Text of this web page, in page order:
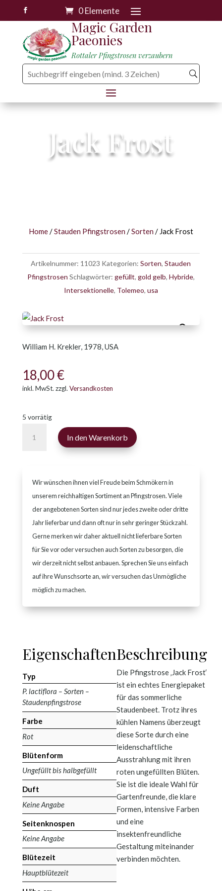
 0 Elemente
Magic Garden
Paeonies
Rottaler Pfingstrosen verzaubern
Jack Frost
Home/Stauden Pfingstrosen /Sorten / Jack Frost
Artikelnummer: 11023 Kategorien:Sorten,Stauden
Pfingstrosen Schlagwörter: gefüllt, gold gelb, Hybride,
Intersektionelle, Tolemeo, usa
William H. Krekler, 1978, USA
18,00€
inkl. MwSt. zzgl. Versandkosten
5 vorrätig
Frost
In den Warenkorb
Wir wünschen ihnen viel Freude beim Schmökern in
unserem reichhaltigen Sortiment an Pfingstrosen. Viele
der angebotenen Sorten sind nur jedes zweite oder dritte
Jahr lieferbar und dann oft nur in sehr geringer Stückzahl.
Gerne merken wir daher aktuell nicht lieferbare Sorten
für Sie vor oder versuchen auch Sorten zu besorgen, die
wir derzeit nicht selbst anbauen. Sprechen Sie uns einfach
auf ihre Wunschsorte an, wir versuchen das Unmögliche
möglich zu machen.
Eigenschaften
Typ
P. lactiflora – Sorten –
Staudenpfingstrose
Farbe
Rot
Blütenform
Ungefüllt bis halbgefüllt
Duft
Keine Angabe
Seitenknospen
Keine Angabe
Blütezeit
Hauptblütezeit
Beschreibung
Die Pfingstrose ‚Jack Frost‘
ist ein echtes Energiepaket
für das sommerliche
Staudenbeet. Trotz ihres
kühlen Namens überzeugt
diese Sorte durch eine
leidenschaftliche
Ausstrahlung mit ihren
roten ungefüllten Blüten.
Sie ist die ideale Wahl für
Gartenfreunde, die klare
Formen, intensive Farben
und eine
insektenfreundliche
Gestaltung miteinander
verbinden möchten.